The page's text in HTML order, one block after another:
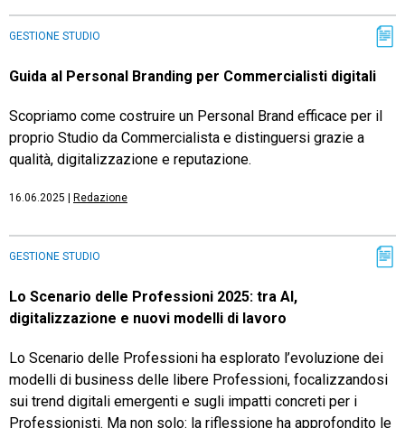
GESTIONE STUDIO
Guida al Personal Branding per Commercialisti digitali
Scopriamo come costruire un Personal Brand efficace per il
proprio Studio da Commercialista e distinguersi grazie a
qualità, digitalizzazione e reputazione.
16.06.2025 Redazione
GESTIONE STUDIO
Lo Scenario delle Professioni 2025: tra AI,
digitalizzazione e nuovi modelli di lavoro
Lo Scenario delle Professioni ha esplorato l’evoluzione dei
modelli di business delle libere Professioni, focalizzandosi
sui trend digitali emergenti e sugli impatti concreti per i
Professionisti. Ma non solo: la riflessione ha approfondito le